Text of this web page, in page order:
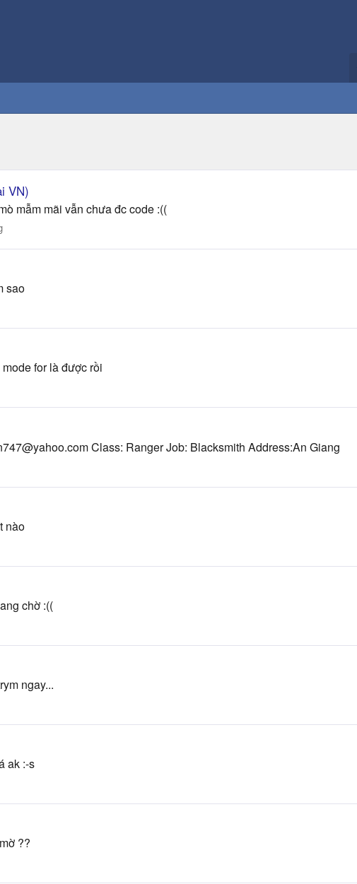
VN)
mẫm mãi vẫn chưa đc code :((
sao
for là được rồi
Class: Ranger Job: Blacksmith Address:An Giang
nào
chờ :((
ngay...
ak :-s
??